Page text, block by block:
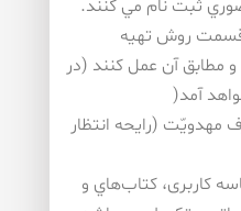
ثبت نام مي كنند.
قسمت روش تهيه
مطابق آن عمل كنند (در
آمد(
مهدويّت (رايحه انتظار
كاربری، كتاب‌هاي و